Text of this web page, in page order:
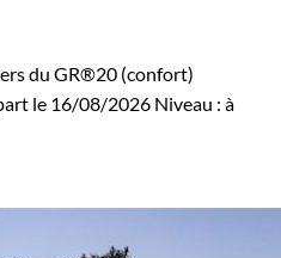
du GR®20 (confort)
le 16/08/2026 Niveau : à